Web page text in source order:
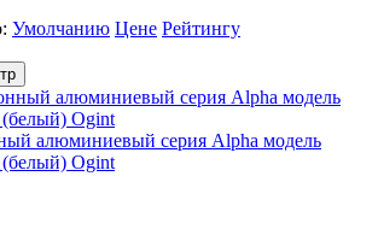
: Умолчанию Цене Рейтингу
алюминиевый серия Alpha модель
Ogint